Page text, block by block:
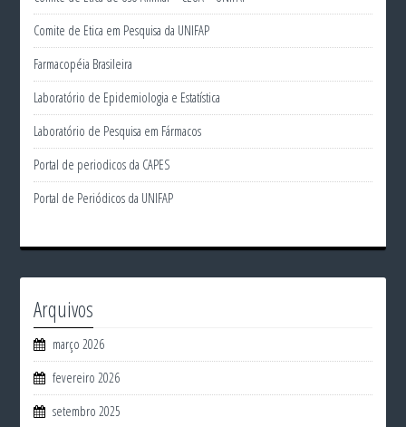
Comite de Etica em Pesquisa da UNIFAP
Farmacopéia Brasileira
Laboratório de Epidemiologia e Estatística
Laboratório de Pesquisa em Fármacos
Portal de periodicos da CAPES
Portal de Periódicos da UNIFAP
Arquivos
março 2026
fevereiro 2026
setembro 2025